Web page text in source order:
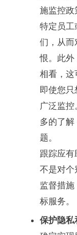
施监控
特定员
们，从
恨。此外
相看，这
即使您
广泛监
多的了
题。
跟踪应
不是对个
监督措
标服务。
保护隐私